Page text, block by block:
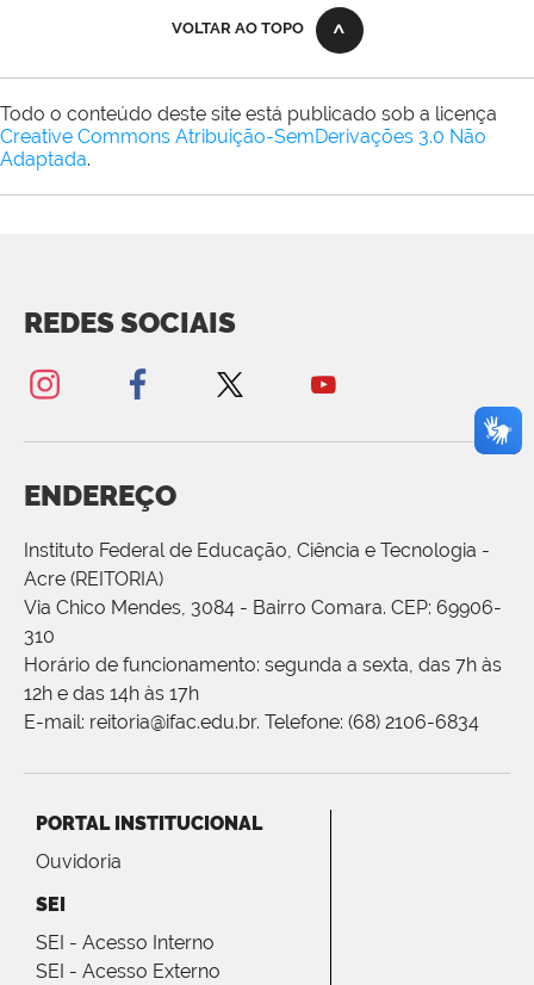
VOLTAR AO TOPO
Todo o conteúdo deste site está publicado sob a licença
Creative Commons Atribuição-SemDerivações 3.0 Não
Adaptada.
REDES SOCIAIS
ENDEREÇO
Instituto Federal de Educação, Ciência e Tecnologia -
Acre (REITORIA)
Via Chico Mendes, 3084 - Bairro Comara. CEP: 69906-
310
Horário de funcionamento: segunda a sexta, das 7h às
12h e das 14h às 17h
E-mail: reitoria@ifac.edu.br. Telefone: (68) 2106-6834
PORTAL INSTITUCIONAL
Ouvidoria
SEI
SEI - Acesso Interno
SEI - Acesso Externo